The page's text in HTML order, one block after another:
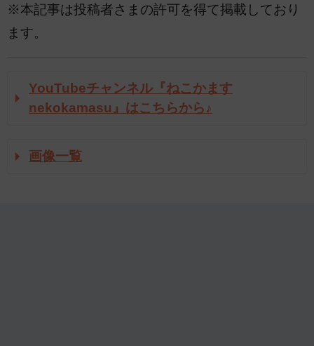
※本記事は投稿者さまの許可を得て掲載しており
ます。
YouTubeチャンネル『ねこかます
nekokamasu』はこちらから♪
画像一覧